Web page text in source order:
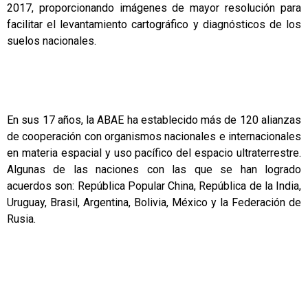
2017, proporcionando imágenes de mayor resolución para
facilitar el levantamiento cartográfico y diagnósticos de los
suelos nacionales.
En sus 17 años, la ABAE ha establecido más de 120 alianzas
de cooperación con organismos nacionales e internacionales
en materia espacial y uso pacífico del espacio ultraterrestre.
Algunas de las naciones con las que se han logrado
acuerdos son: República Popular China, República de la India,
Uruguay, Brasil, Argentina, Bolivia, México y la Federación de
Rusia.